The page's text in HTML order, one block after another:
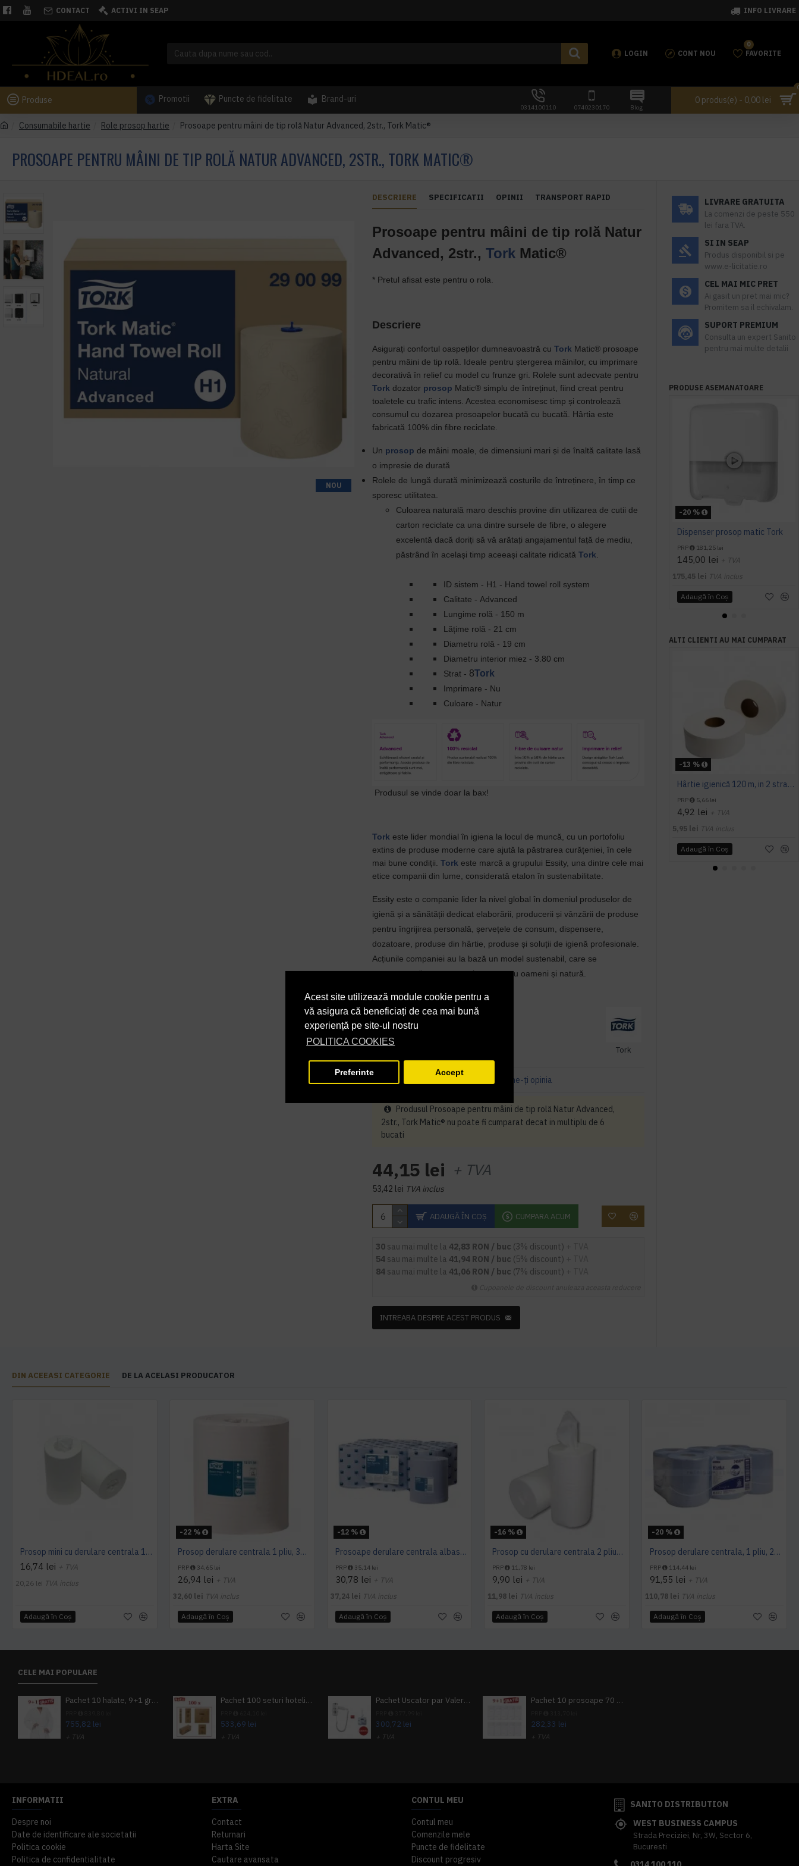
Acest site utilizează module cookie pentru a
vă asigura că beneficiați de cea mai bună
experiență pe site-ul nostru
POLITICA COOKIES
Preferinte Accept
CONTACT ACTIVI IN SEAP INFO LIVRARE
LOGIN CONT NOU FAVORITE
0
Produse Promotii Puncte de fidelitate Brand-uri
0314100110 0740230170 Blog
0 produs(e) - 0,00 lei
Consumabile hartie Role prosop hartie Prosoape pentru mâini de tip rolă Natur Advanced, 2str., Tork Matic®
PROSOAPE PENTRU MÂINI DE TIP ROLĂ NATUR ADVANCED, 2STR., TORK MATIC®
NOU
DESCRIERE SPECIFICATII OPINII TRANSPORT RAPID
Prosoape pentru mâini de tip rolă Natur
Advanced, 2str.,Tork Matic®
* Pretul afisat este pentru o rola.
Descriere
Asigurați confortul oaspeților dumneavoastră cuTork Matic® prosoape
pentru mâini de tip rolă. Ideale pentru ștergerea mâinilor, cu imprimare
decorativă în relief cu model cu frunze gri. Rolele sunt adecvate pentru
Tork dozator prosop Matic® simplu de întreținut, fiind creat pentru
toaletele cu trafic intens. Acestea economisesc timp și controlează
consumul cu dozarea prosoapelor bucată cu bucată. Hârtia este
fabricată 100% din fibre reciclate.
Un prosop de mâini moale, de dimensiuni mari și de înaltă calitate lasă
o impresie de durată
Rolele de lungă durată minimizează costurile de întreținere, în timp ce
sporesc utilitatea.
Culoarea naturală maro deschis provine din utilizarea de cutii de
carton reciclate ca una dintre sursele de fibre, o alegere
excelentă dacă doriți să vă arătați angajamentul față de mediu,
păstrând în același timp aceeași calitate ridicatăTork
ID sistem - H1 - Hand towel roll system
Calitate - Advanced
Lungime rolă - 150 m
Lățime rolă - 21 cm
Diametru rolă - 19 cm
Diametru interior miez - 3.80 cm
Strat - 8Tork
Imprimare - Nu
Culoare - Natur
Produsul se vinde doar la bax!
Tork este lider mondial în igiena la locul de muncă, cu un portofoliu
extins de produse moderne care ajută la păstrarea curățeniei, în cele
mai bune condiții.Tork este marcă a grupului Essity, una dintre cele mai
etice companii din lume, considerată etalon în sustenabilitate.
Essity este o companie lider la nivel global în domeniul produselor de
igienă și a sănătății dedicat elaborării, producerii și vânzării de produse
pentru îngrijirea personală, șervețele de consum, dispensere,
dozatoare, produse din hârtie, produse și soluții de igienă profesionale.
Acțiunile companiei au la bază un model sustenabil, care se
concentrează pe a crea valoare pentru oameni și natură.
DISPONIBILITATE: În Stoc
COD PRODUS:
Tork
Bazată pe 0 note. Spune-ţi opinia
44,15 lei + TVA
53,42 lei TVA inclus
ADAUGĂ ÎN COŞ CUMPARA ACUM
Produsul Prosoape pentru mâini de tip rolă Natur Advanced,
2str., Tork Matic® nu poate fi cumparat decat in multiplu de 6
bucati
30 sau mai multe la 42,83 RON / buc (3% discount)
54 sau mai multe la 41,94 RON / buc (5% discount)
84 sau mai multe la 41,06 RON / buc (7% discount)
INTREABA DESPRE ACEST PRODUS
LIVRARE GRATUITA
La comenzi de peste 550
lei fara TVA.
SI IN SEAP
Produs disponibil si pe
www.e-licitatie.ro
CEL MAI MIC PRET
Ai gasit un pret mai mic?
Promitem sa il echivalam.
SUPORT PREMIUM
Consulta un expert Sanito
pentru mai multe detalii
PRODUSE ASEMANATOARE
-20 %
Dispenser prosop matic Tork
PRP 181,25 lei
145,00 lei + TVA
175,45 lei TVA inclus
Adaugă în Coş
ALTI CLIENTI AU MAI CUMPARAT
-13 %
Hârtie igienică 120 m, in 2 straturi, extra albă, Mini Jumbo, AQAS
PRP 5,66 lei
4,92 lei + TVA
5,95 lei TVA inclus
Adaugă în Coş
DIN ACEEASI CATEGORIE DE LA ACELASI PRODUCATOR
Prosop mini cu derulare centrala 1 pliu, 120 m Tork
16,74 lei + TVA
20,26 lei TVA inclus
Adaugă în Coş
-22 %
Prosop derulare centrala 1 pliu, 300 m Tork
PRP 34,65 lei
26,94 lei + TVA
32,60 lei TVA inclus
Adaugă în Coş
-12 %
Prosoape derulare centrala albastru 2 pliuri 150 m Tork, portionate
PRP 35,14 lei
30,78 lei + TVA
37,24 lei TVA inclus
Adaugă în Coş
-16 %
Prosop cu derulare centrala 2 pliuri 100 m, portionata, alb, celuloza 100%, AQAS
PRP 11,78 lei
9,90 lei + TVA
11,98 lei TVA inclus
Adaugă în Coş
-20 %
Prosop derulare centrala, 1 pliu, 200 m Wypall L10
PRP 114,44 lei
91,55 lei + TVA
110,78 lei TVA inclus
Adaugă în Coş
CELE MAI POPULARE
Pachet 10 halate, 9+1 gratuit
755,82 lei
+ TVA
Pachet 100 seturi hoteliere, set dentar, set barbierit, casca de dus, pila unghii, set cusut
533,69 lei
+ TVA
Pachet Uscator par Valera Action Super Plus + GRATUIT Sampon si gel de dus Tork
300,72 lei
+ TVA
Pachet 10 prosoape 70 x 140cm 9 + 1 gratuit
282,33 lei
+ TVA
INFORMATII
Despre noi
Date de identificare ale societatii
Politica cookie
Politica de confidentialitate
EXTRA
Contact
Returnari
Harta Site
Cautare avansata
CONTUL MEU
Contul meu
Comenzile mele
Puncte de fidelitate
Discount progresiv
SANITO DISTRIBUTION
WEST BUSINESS CAMPUS
Strada Preciziei, Nr, 3W, Sector 6,
Bucuresti